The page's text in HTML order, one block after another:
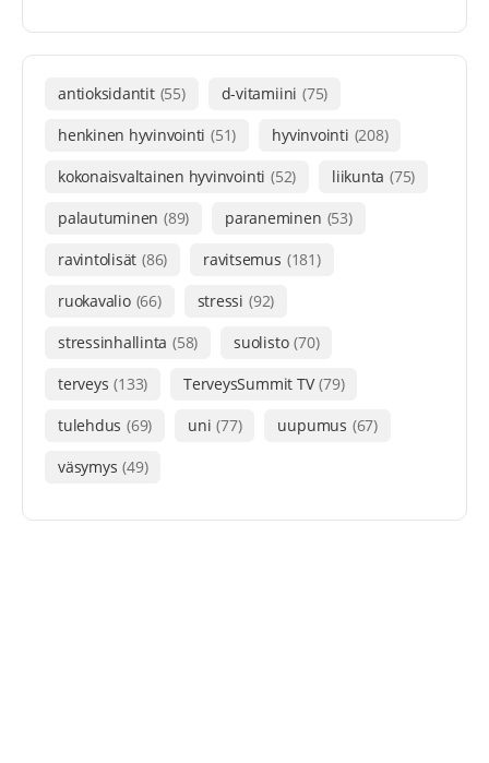
antioksidantit (55) d-vitamiini (75)
henkinen hyvinvointi (51) hyvinvointi (208)
kokonaisvaltainen hyvinvointi (52) liikunta (75)
palautuminen (89) paraneminen (53)
ravintolisät (86) ravitsemus (181)
ruokavalio (66) stressi (92)
stressinhallinta (58) suolisto (70)
terveys (133) TerveysSummit TV (79)
tulehdus (69) uni (77) uupumus (67)
väsymys (49)